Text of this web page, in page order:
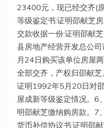
23400元，现已经交齐(
等级鉴定书:证明邵献芝
交款收据一份:证明邵献
县房地产经营开发总公
月24日购买该单位房屋
全部交齐，产权归邵献
证明1992年5月20日对
屋成新等级鉴定情况。6
明邵献芝缴纳购房款。7
货币补偿协议书:证明邵